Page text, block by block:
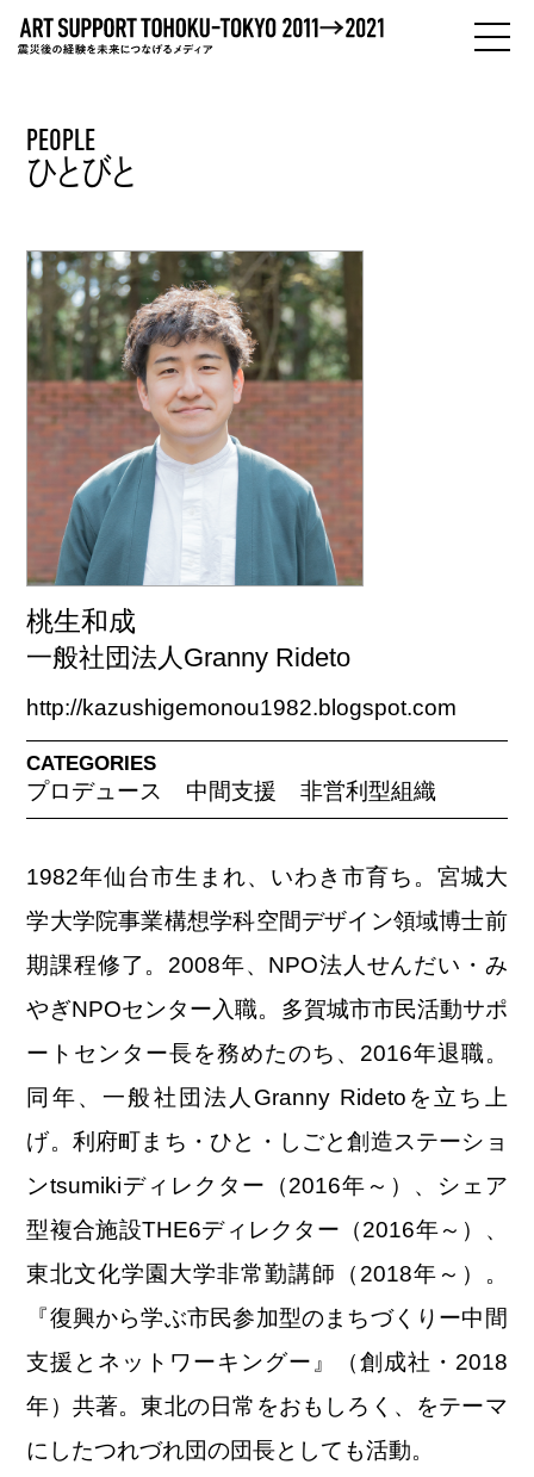
ひとびと
PEOPLE
ひとびと
桃生和成
一般社団法人Granny Rideto
http://kazushigemonou1982.blogspot.com
CATEGORIES
プロデュース 中間支援 非営利型組織
1982年仙台市生まれ、いわき市育ち。宮城大
学大学院事業構想学科空間デザイン領域博士前
期課程修了。2008年、NPO法人せんだい・み
やぎNPOセンター入職。多賀城市市民活動サポ
ートセンター長を務めたのち、2016年退職。
同年、一般社団法人Granny Ridetoを立ち上
げ。利府町まち・ひと・しごと創造ステーショ
ンtsumikiディレクター（2016年～）、シェア
型複合施設THE6ディレクター（2016年～）、
東北文化学園大学非常勤講師（2018年～）。
『復興から学ぶ市民参加型のまちづくりー中間
支援とネットワーキングー』（創成社・2018
年）共著。東北の日常をおもしろく、をテーマ
にしたつれづれ団の団長としても活動。